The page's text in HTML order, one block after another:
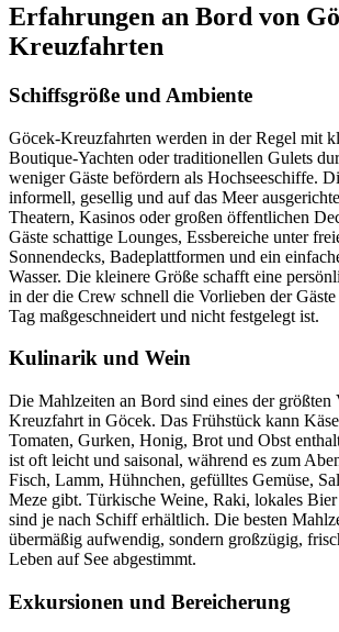
Erfahrungen an Bord von
Kreuzfahrten
Schiffsgröße und Ambiente
Göcek-Kreuzfahrten werden in der Regel mit
Boutique-Yachten oder traditionellen Gulets
weniger Gäste befördern als Hochseeschiffe.
informell, gesellig und auf das Meer
Theatern, Kasinos oder großen öffentlichen
Gäste schattige Lounges, Essbereiche unter
Sonnendecks, Badeplattformen und ein
Wasser. Die kleinere Größe schafft eine
in der die Crew schnell die Vorlieben der
Tag maßgeschneidert und nicht festgelegt ist.
Kulinarik und Wein
Die Mahlzeiten an Bord sind eines der größten
Kreuzfahrt in Göcek. Das Frühstück kann
Tomaten, Gurken, Honig, Brot und Obst
ist oft leicht und saisonal, während es zum
Fisch, Lamm, Hühnchen, gefülltes Gemüse,
Meze gibt. Türkische Weine, Raki, lokales
sind je nach Schiff erhältlich. Die besten
übermäßig aufwendig, sondern großzügig,
Leben auf See abgestimmt.
Exkursionen und Bereicherung